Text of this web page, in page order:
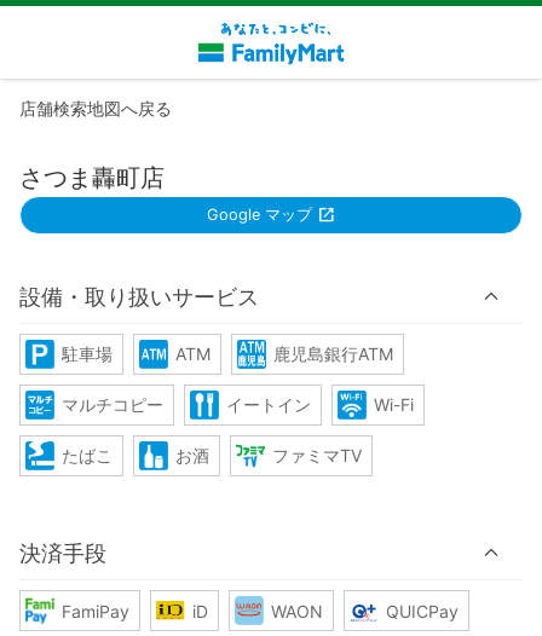
店舗検索地図へ戻る
さつま轟町店
Google マップ
設備・取り扱いサービス
駐車場 ATM 鹿児島銀行ATM
マルチコピー イートイン Wi-Fi
たばこ お酒 ファミマTV
決済手段
FamiPay iD WAON QUICPay